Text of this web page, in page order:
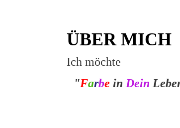
ÜBER MICH
Ich möchte
"Farbe in Dein